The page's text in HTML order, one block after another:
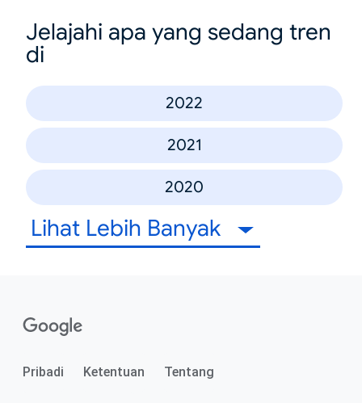
Jelajahi apa yang sedang tren
di
2022
2021
2020
Lihat Lebih Banyak
Pribadi Ketentuan Tentang